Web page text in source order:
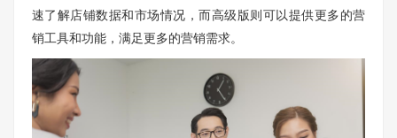
速了解店铺数据和市场情况，而高级版则可以提供更多的营
销工具和功能，满足更多的营销需求。